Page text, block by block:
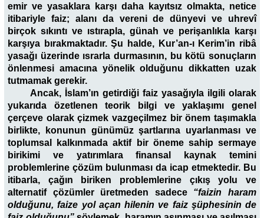
emir ve yasaklara karşı daha kayıtsız olmakta, netice
itibariyle faiz; alanı da vereni de dünyevi ve uhrevî
birçok sıkıntı ve ıstırapla, günah ve perişanlıkla karşı
karşıya bırakmaktadır. Şu halde, Kur’an-ı Kerim’in ribâ
yasağı üzerinde ısrarla durmasının, bu kötü sonuçların
önlenmesi amacına yönelik olduğunu dikkatten uzak
tutmamak gerekir.
Ancak, İslam’ın getirdiği faiz yasağıyla ilgili olarak
yukarıda özetlenen teorik bilgi ve yaklaşımı genel
çerçeve olarak çizmek vazgeçilmez bir önem taşımakla
birlikte, konunun günümüz şartlarına uyarlanması ve
toplumsal kalkınmada aktif bir öneme sahip sermaye
birikimi ve yatırımlara finansal kaynak temini
problemlerine çözüm bulunması da icap etmektedir. Bu
itibarla, çağın biriken problemlerine çıkış yolu ve
alternatif çözümler üretmeden sadece “faizin haram
olduğunu, faize yol açan hilenin ve faiz şüphesinin de